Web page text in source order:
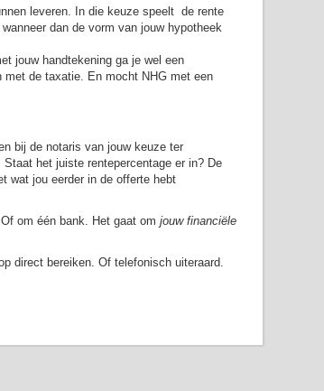
leveren. In die keuze speelt de rente
dan de vorm van jouw hypotheek
jouw handtekening ga je wel een
met de taxatie. En mocht NHG met een
bij de notaris van jouw keuze ter
het juiste rentepercentage er in? De
wat jou eerder in de offerte hebt
om één bank. Het gaat om jouw financiële
direct bereiken. Of telefonisch uiteraard.